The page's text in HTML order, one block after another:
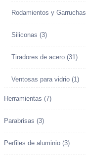
Rodamientos y Garruchas
Siliconas (3)
Tiradores de acero (31)
Ventosas para vidrio (1)
Herramientas (7)
Parabrisas (3)
Perfiles de aluminio (3)